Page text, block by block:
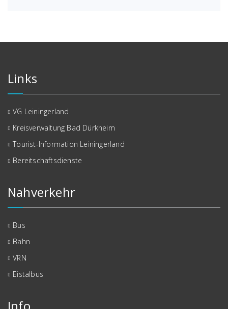
Links
VG Leiningerland
Kreisverwaltung Bad Dürkheim
Tourist-Information Leiningerland
Bereitschaftsdienste
Nahverkehr
Bus
Bahn
VRN
Eistalbus
Info